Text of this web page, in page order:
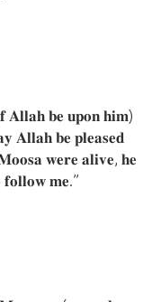
𝐀𝐥𝐥𝐚𝐡 𝐛𝐞 𝐮𝐩𝐨𝐧 𝐡𝐢𝐦)
𝐀𝐥𝐥𝐚𝐡 𝐛𝐞 𝐩𝐥𝐞𝐚𝐬𝐞𝐝
𝐰𝐞𝐫𝐞 𝐚𝐥𝐢𝐯𝐞, 𝐡𝐞
𝐦𝐞.”